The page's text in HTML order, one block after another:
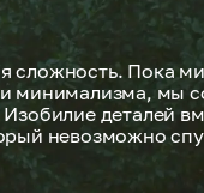
сложность. Пока
минимализма, мы
Изобилие деталей
невозможно